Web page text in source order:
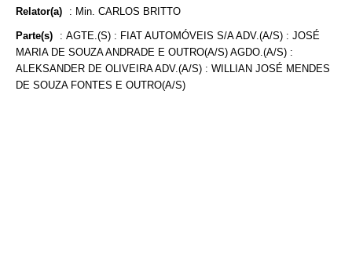
Relator(a) : Min. CARLOS BRITTO
Parte(s) : AGTE.(S) : FIAT AUTOMÓVEIS S/A ADV.(A/S) : JOSÉ
MARIA DE SOUZA ANDRADE E OUTRO(A/S) AGDO.(A/S) :
ALEKSANDER DE OLIVEIRA ADV.(A/S) : WILLIAN JOSÉ MENDES
DE SOUZA FONTES E OUTRO(A/S)